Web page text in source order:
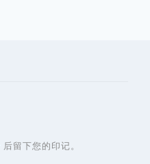
后留下您的印记。